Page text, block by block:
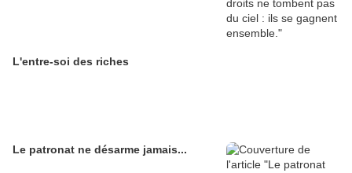
L'entre-soi des riches
Le patronat ne désarme jamais...